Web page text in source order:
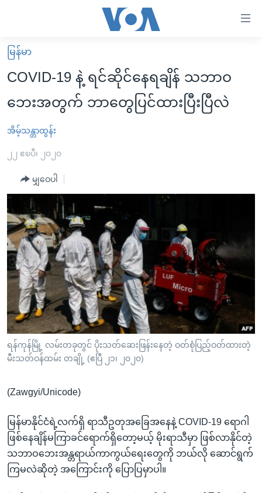
လွယ်ကူ
စေ
များ
ပင်မ
ကြည့်
ရန်
ပင်မ
ညွန်း
စာမျက်နှာ
သို့
ကျော်
ကြည့်
ရန်
ရန်
ကျော်
ရန်
မူလစာမျက်နှာ
မြန်မာ
ကမ္ဘာ့သတင်းများ
နိုင်ငံတကာ
အစ္စရေး-ပါလက်စတိုင်း
ဗွီဒီယို
အင်္ဂလိပ်စာလေ့လာမယ်
အမေရိကန်သုံးအီဒီယံ
မကြေးမုံရဲ့ အင်္ဂလိပ်စာ
ရုပ်ရှင်ထဲက အင်္ဂလိပ်စာ
သုတပဒေသာ အင်္ဂလိပ်စာ
အပတ်စဉ်ကဏ္ဍများ
ရေဒီယို
တီဗွီ
ရေဒီယိုနှင့်ရုပ်သံ အချက်အလက်များ
ရေဒီယို/တီဗွီအစီအစဉ်
Learning English
ဗွီအိုအေ လူမှုကွန်ယက်များ
မြန်မာ
COVID-19 နဲ့ ရင်ဆိုင်နေရချိန် သဘာဝ
ဘေးအတွက် ဘာတွေပြင်ထားပြီးပြီလဲ
အိမ့်သန္တာထွန်း
၂၂ ဧၿပီ၊ ၂၀၂၀
မျှဝေပါ
ရန်ကုန်မြို့ လမ်းတခုတွင် ပိုးသတ်ဆေးဖြန်းနေတဲ့ ဝတ်စုံပြည့်ဝတ်ထားတဲ့
မီးသတ်ဝန်ထမ်း တချို့ (ဧပြီ ၂၁၊ ၂၀၂၀)
(Zawgyi/Unicode)
မြန်မာနိုင်ငံရဲ့လက်ရှိ ရာသီဥတုအခြေအနေနဲ့ COVID-19 ရောဂါ
ဖြစ်နေချိန်မကြာခင်ရောက်ရှိတော့မယ့် မိုးရာသီမှာ ဖြစ်လာနိုင်တဲ့
သဘာဝဘေးအန္တရာယ်ကာကွယ်ရေးတွေကို ဘယ်လို ဆောင်ရွက်
ကြမလဲဆိုတဲ့ အကြောင်းကို ပြောပြမှာပါ။